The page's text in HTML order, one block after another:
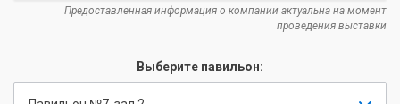
Предоставленная информация о компании актуальна на момент
проведения выставки
Выберите павильон: